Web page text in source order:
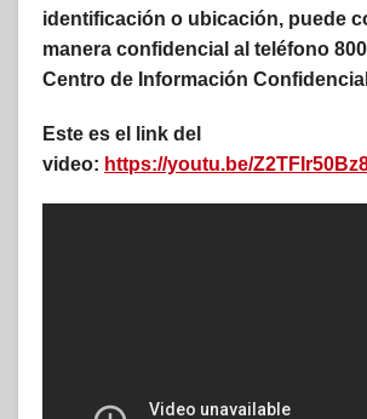
identificación o ubicación, puede
manera confidencial al teléfono
Centro de Información
Este es el link del
video: https://youtu.be/